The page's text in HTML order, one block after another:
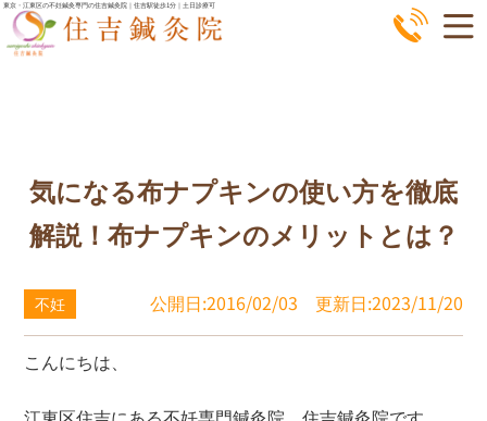
コ
ン
東京・江東区の不妊鍼灸専門の住吉鍼灸院｜住吉駅徒歩1分｜土日診療可
気になる布ナプキンの使い方を徹底
解説！布ナプキンのメリットとは？
不妊 公開日:2016/02/03 更新日:2023/11/20
こんにちは、